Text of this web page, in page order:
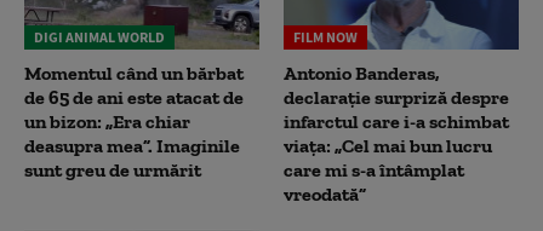
DIGI ANIMAL WORLD
Momentul când un bărbat
de 65 de ani este atacat de
un bizon: „Era chiar
deasupra mea”. Imaginile
sunt greu de urmărit
FILM NOW
Antonio Banderas,
declarație surpriză despre
infarctul care i-a schimbat
viața: „Cel mai bun lucru
care mi s-a întâmplat
vreodată”